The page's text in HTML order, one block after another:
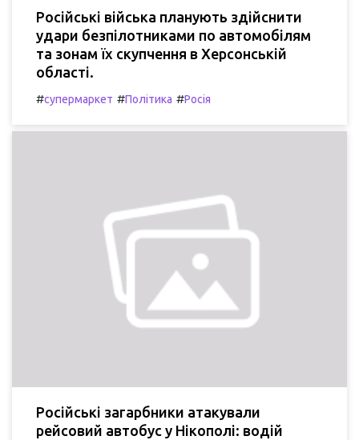
Російські війська планують здійснити
удари безпілотниками по автомобілям
та зонам їх скупчення в Херсонській
області.
#супермаркет #Політика #Росія
Російські загарбники атакували
рейсовий автобус у Нікополі: водій